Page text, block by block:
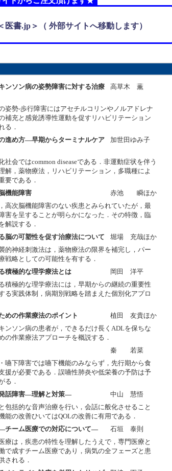
医書.jp＞（ 外部サイトへ移動します）
ンソン病の姿勢障害に対する治療
高草木 薫
姿勢-歩行障害にはアセチルコリンやノルアドレナ
補充と感覚誘導性運動を促すリハビリテーション
る．
進め方―早期からターミナルケア
加世田ゆみ子
社会ではcommon diseaseである．非運動症状を伴う
解，薬物療法，リハビリテーション，多職種によ
要である．
機能障害
赤池 瞬ほか
高次脳機能障害のない疾患とみられていたが，最
害を呈することが明らかになった．その特徴，臨
解説する．
脳の可塑性を促す治療法について
堀場 充哉ほか
的神経刺激法は，薬物療法の限界を補完し，パー
戦略としての可能性を有する．
積極的な理学療法とは
岡田 洋平
積極的な理学療法には，早期からの継続の重要性
る実践体制，病期別戦略を踏まえた個別化アプロ
めの作業療法のポイント
植田 友貴ほか
ンソン病の患者が，できるだけ長くADLを保ちな
の作業療法アプローチを概説する．
秦 若菜
嚥下障害では嚥下機能のみならず，先行期から食
援が必要である．誤嚥性肺炎や低栄養の予防は予
る．
話障害―理解と対策―
中山 慧悟
包括的な音声治療を行い，会話に般化させること
能の改善ひいてはQOLの改善に有用である．
チーム医療での対応について―
石垣 泰則
療は，疾患の特性を理解したうえで，専門医療と
で成すチーム医療であり，病気の全フェーズと患
される．